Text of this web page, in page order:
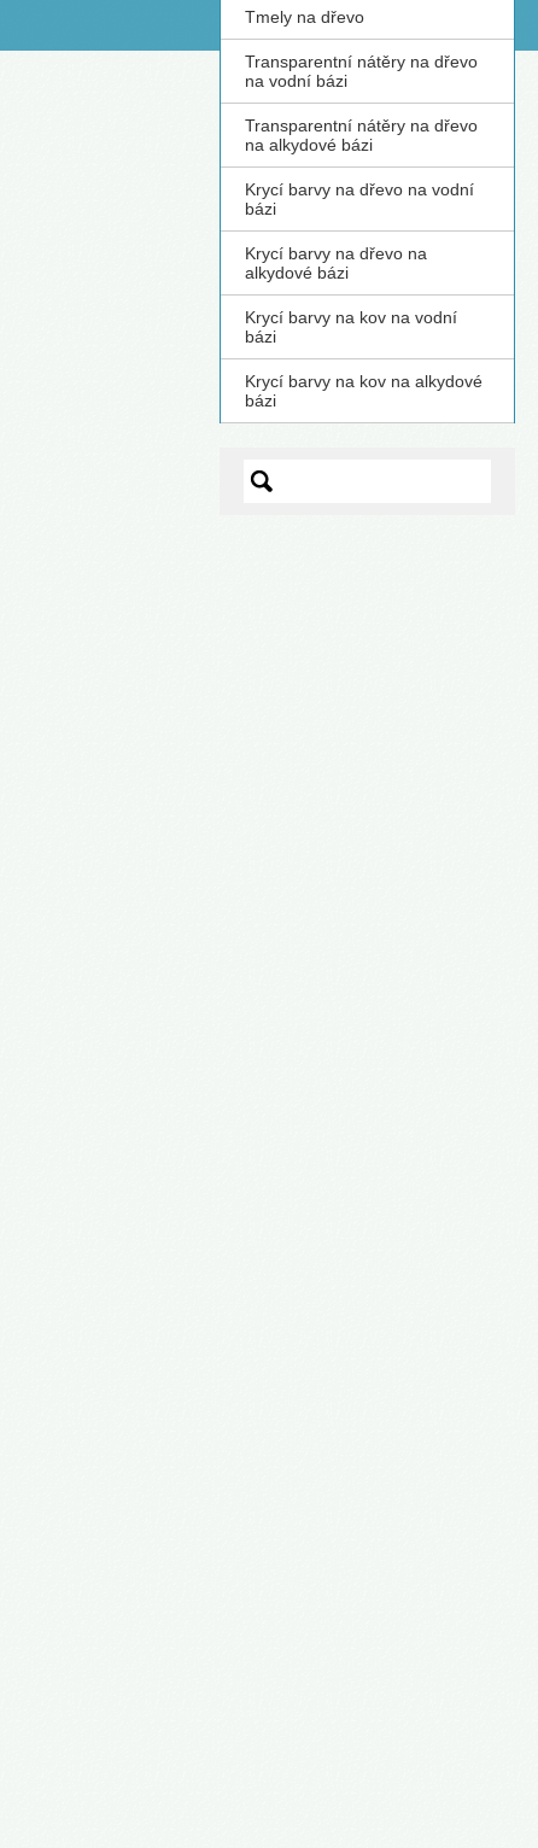
Tmely na dřevo
Transparentní nátěry na dřevo
na vodní bázi
Transparentní nátěry na dřevo
na alkydové bázi
Krycí barvy na dřevo na vodní
bázi
Krycí barvy na dřevo na
alkydové bázi
Krycí barvy na kov na vodní
bázi
Krycí barvy na kov na alkydové
bázi